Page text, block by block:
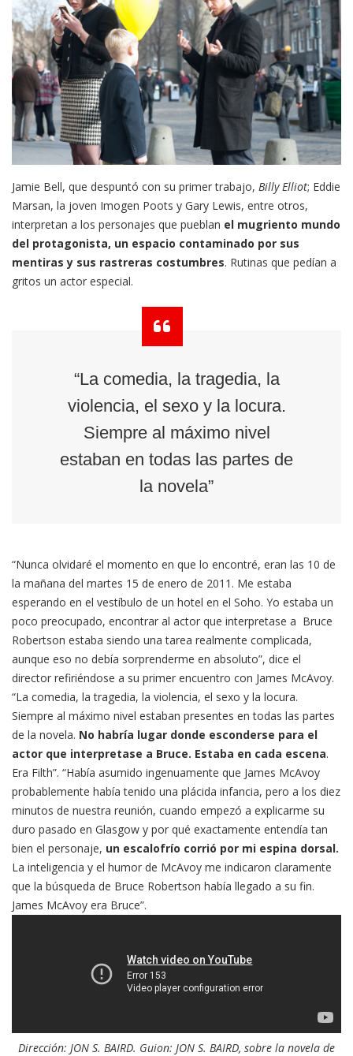
Jamie Bell, que despuntó con su primer trabajo, Billy Elliot; Eddie
Marsan, la joven Imogen Poots y Gary Lewis, entre otros,
interpretan a los personajes que pueblan el mugriento mundo
del protagonista, un espacio contaminado por sus
mentiras y sus rastreras costumbres. Rutinas que pedían a
gritos un actor especial.
“La comedia, la tragedia, la
violencia, el sexo y la locura.
Siempre al máximo nivel
estaban en todas las partes de
la novela”
“Nunca olvidaré el momento en que lo encontré, eran las 10 de
la mañana del martes 15 de enero de 2011. Me estaba
esperando en el vestíbulo de un hotel en el Soho. Yo estaba un
poco preocupado, encontrar al actor que interpretase a Bruce
Robertson estaba siendo una tarea realmente complicada,
aunque eso no debía sorprenderme en absoluto”, dice el
director refiriéndose a su primer encuentro con James McAvoy.
“La comedia, la tragedia, la violencia, el sexo y la locura.
Siempre al máximo nivel estaban presentes en todas las partes
de la novela. No habría lugar donde esconderse para el
actor que interpretase a Bruce. Estaba en cada escena.
Era Filth”. “Había asumido ingenuamente que James McAvoy
probablemente había tenido una plácida infancia, pero a los diez
minutos de nuestra reunión, cuando empezó a explicarme su
duro pasado en Glasgow y por qué exactamente entendía tan
bien el personaje, un escalofrío corrió por mi espina dorsal.
La inteligencia y el humor de McAvoy me indicaron claramente
que la búsqueda de Bruce Robertson había llegado a su fin.
James McAvoy era Bruce”.
Dirección: JON S. BAIRD. Guion: JON S. BAIRD, sobre la novela de